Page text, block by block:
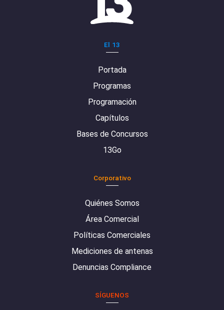
El 13
Portada
Programas
Programación
Capítulos
Bases de Concursos
13Go
Corporativo
Quiénes Somos
Área Comercial
Políticas Comerciales
Mediciones de antenas
Denuncias Compliance
SÍGUENOS